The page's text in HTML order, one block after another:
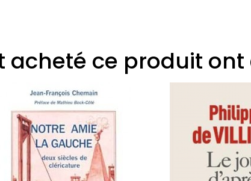
acheté ce produit